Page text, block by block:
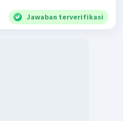
Jawaban terverifikasi